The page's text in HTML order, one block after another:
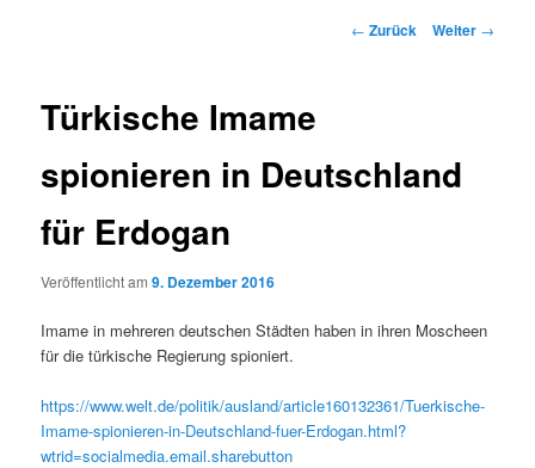
Beitragsnavigation
← Zurück Weiter →
Türkische Imame
spionieren in Deutschland
für Erdogan
Veröffentlicht am9. Dezember 2016
Imame in mehreren deutschen Städten haben in ihren Moscheen
für die türkische Regierung spioniert.
https://www.welt.de/politik/ausland/article160132361/Tuerkische-
Imame-spionieren-in-Deutschland-fuer-Erdogan.html?
wtrid=socialmedia.email.sharebutton